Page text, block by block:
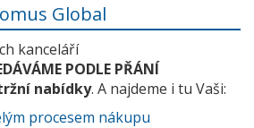
Global
kanceláří
PODLE PŘÁNÍ
nabídky. A najdeme i tu Vaši:
procesem nákupu